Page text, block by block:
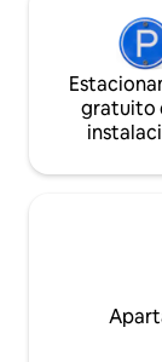
gratuito